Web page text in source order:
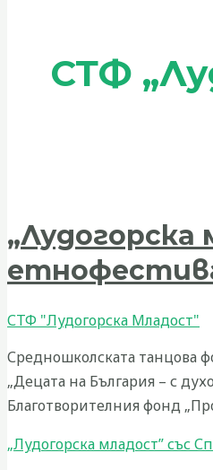
СТФ
СТФ "Лудогорска Младост"
Средношколската танцова
„Децата на България – с
Благотворителния фонд
„Лудогорска младост” със